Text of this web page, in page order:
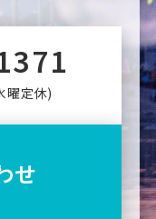
曜定休)
せ